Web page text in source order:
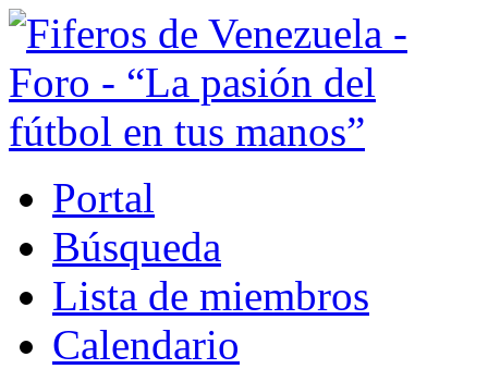
Portal
Búsqueda
Lista de miembros
Calendario